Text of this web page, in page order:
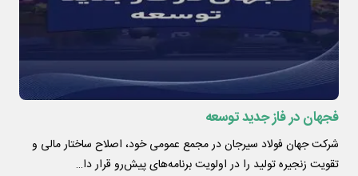
فجهان در فاز جدید توسعه
شرکت جهان فولاد سیرجان در مجمع عمومی خود، اصلاح ساختار مالی و
تقویت زنجیره تولید را در اولویت برنامه‌های پیش‌رو قرار دا…